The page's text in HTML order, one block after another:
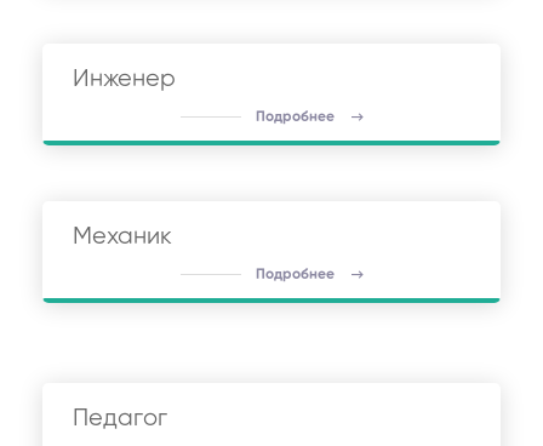
Инженер
Подробнее
Механик
Подробнее
Педагог